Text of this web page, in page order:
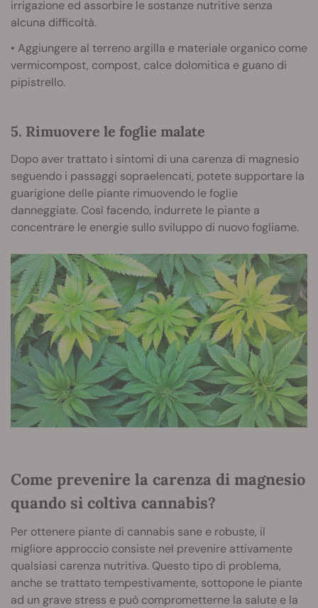
irrigazione ed assorbire le sostanze nutritive senza
alcuna difficoltà.
• Aggiungere al terreno argilla e materiale organico come
vermicompost, compost, calce dolomitica e guano di
pipistrello.
5. Rimuovere le foglie malate
Dopo aver trattato i sintomi di una carenza di magnesio
seguendo i passaggi sopraelencati, potete supportare la
guarigione delle piante rimuovendo le foglie
danneggiate. Così facendo, indurrete le piante a
concentrare le energie sullo sviluppo di nuovo fogliame.
Come prevenire la carenza di magnesio
quando si coltiva cannabis?
Per ottenere piante di cannabis sane e robuste, il
migliore approccio consiste nel prevenire attivamente
qualsiasi carenza nutritiva. Questo tipo di problema,
anche se trattato tempestivamente, sottopone le piante
ad un grave stress e può comprometterne la salute e la